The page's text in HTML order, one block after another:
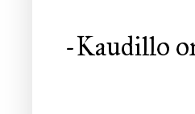
-Kaudillo